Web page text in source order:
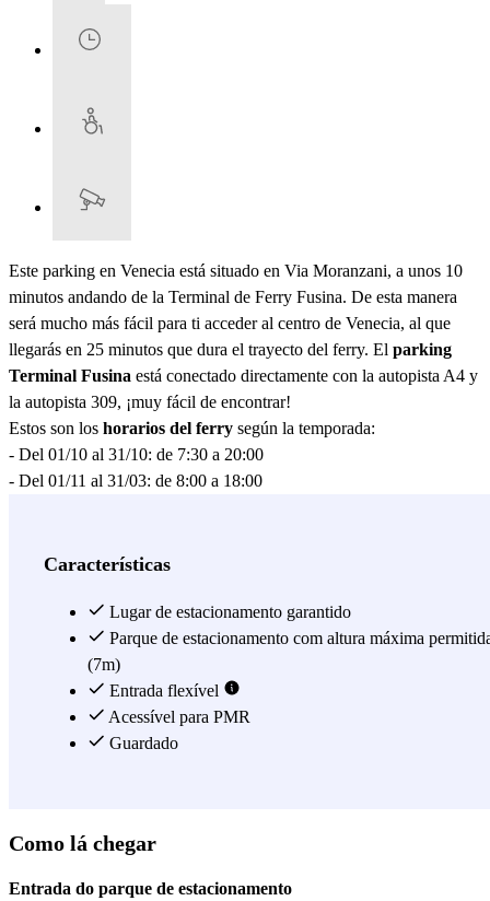
Este parking en Venecia está situado en Via Moranzani, a unos 10
minutos andando de la Terminal de Ferry Fusina. De esta manera
será mucho más fácil para ti acceder al centro de Venecia, al que
llegarás en 25 minutos que dura el trayecto del ferry. El parking
Terminal Fusina está conectado directamente con la autopista A4 y
la autopista 309, ¡muy fácil de encontrar!
Estos son los horarios del ferry según la temporada:
- Del 01/10 al 31/10: de 7:30 a 20:00
- Del 01/11 al 31/03: de 8:00 a 18:00
domingo de 7:30 a 23:00.
¿A qué estás esperando? Reserva ya tu plaza de aparcamiento en
Terminal Fusina y visita el centro de Venecia de la manera más
cómoda y sencilla.
Ver mais
Características
Lugar de estacionamento garantido
Parque de estacionamento com altura máxima
(7m)
Entrada flexível
Acessível para PMR
Guardado
Como lá chegar
Entrada do parque de estacionamento